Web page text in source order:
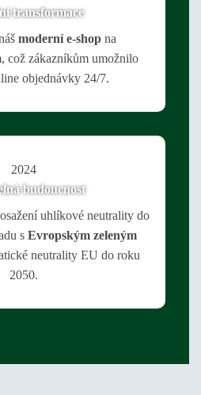
transformace
moderní e-shopna
což zákazníkům umožnilo
objednávky 24/7.
2024
budoucnost
uhlíkové neutrality do
s Evropským zeleným
neutrality EU do roku
2050.